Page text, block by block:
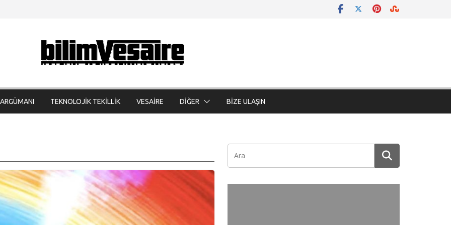
TEKNOLOJİK TEKİLLİK VESAİRE DİĞER BİZE ULAŞIN